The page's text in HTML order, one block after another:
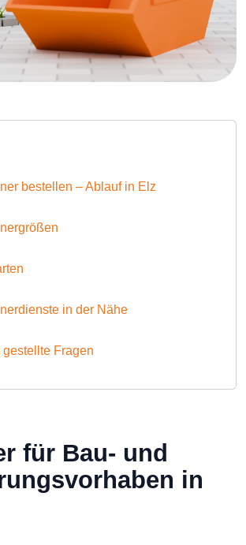
bestellen – Ablauf in Elz
in der Nähe
gestellte Fragen
für Bau- und
in